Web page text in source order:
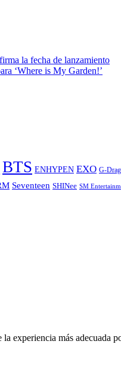
la fecha de lanzamiento
‘Where is My Garden!’
BTS ENHYPEN EXO G-
Seventeen SHINee SM
experiencia más